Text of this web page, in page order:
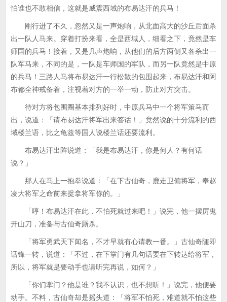
怕谁也不敢相信，这就是威震西域的布易达汗的兵马！
刚行进了不久，忽然又是一声炮响，从北面高大的沙丘后面杀
出一队人马来。穿着打扮来看，全是西域人，细看之下，竟然是车
师国的兵马！接着，又是几声炮响，从他们的后方两侧又各杀出一
队军马来，不同的是，一队是车师国的军队，而另一队竟然是中原
的兵马！三路人马将布易达汗一行松散的包围起来，布易达汗和阿
布都全神戒备着，注视着对方的一举一动，防止对方突击。
待对方将包围圈基本排列好时，中原兵马中一个将军策马而
出，说道：「请布易达汗将军出来答话！」竟然说的十分流利的西
域楼兰语，比之龟兹等国人说楼兰话还要流利。
布易达汗出阵说道：「我是布易达汗，你是何人？有何话
说？」
那人在马上一抱拳说道：「在下古仙奇，鹿走卫偏将军，奉赵
凌大将军之命前来捉拿将军你的。」
「哼！布易达汗在此，不怕死就过来吧！」说完，他一摆厉鬼
开山刀，准备与古仙奇厮杀。
「将军勇武天下闻名，不才早就有心请教一番。」古仙奇随即
话锋一转，说道：「不过，在下掌门有几句话要在下转达给将军，
所以，将军就是要动手也请听完再说，如何？」
「你们掌门？他是谁？我不认识，也不想听！」说完，他便要
动手。不料，古仙奇却是摇头道：「将军不怕死，难道就不怕这些